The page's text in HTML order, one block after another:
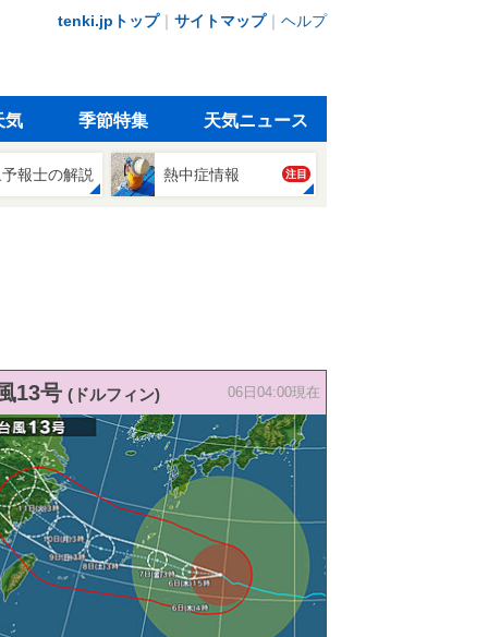
tenki.jpトップ｜ サイトマップ｜ ヘルプ
気 季節特集 天気ニュース
報士の解説 熱中症情報 注目
13号 (ドルフィン) 06日04:00現在